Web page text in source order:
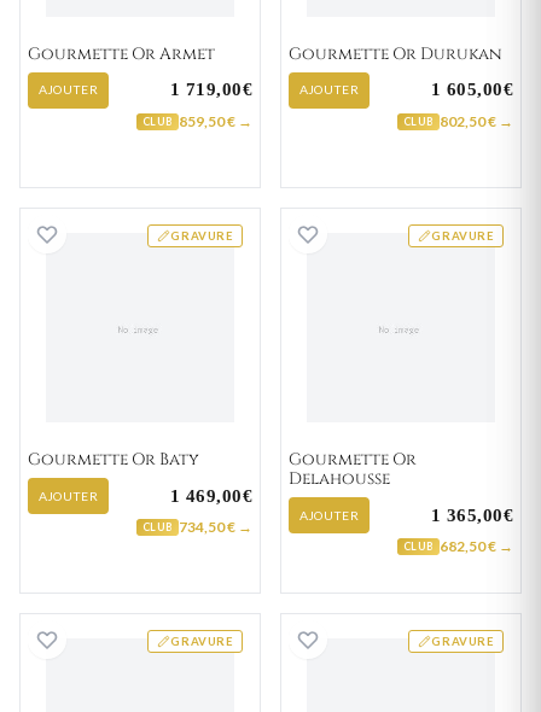
Gourmette Or Armet
AJOUTER 1 719,00€
CLUB 859,50 € →
Gourmette Or Durukan
AJOUTER 1 605,00€
CLUB 802,50 € →
GRAVURE
Gourmette Or Baty
Gourmette Or Baty
AJOUTER 1 469,00€
CLUB 734,50 € →
GRAVURE
Gourmette Or
Gourmette Or
Delahousse
AJOUTER 1 365,00€
CLUB 682,50 € →
GRAVURE
Gourmette Or Fetiveau GRAVURE
Gourmette Or